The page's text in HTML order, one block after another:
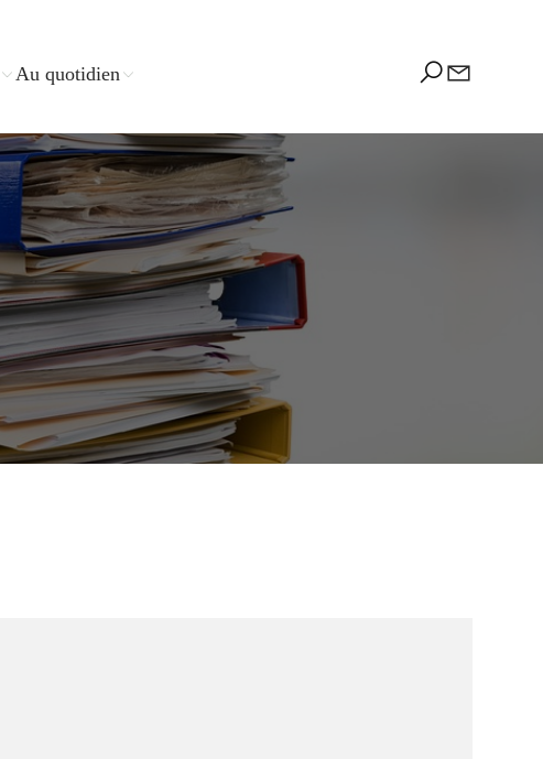
Au quotidien